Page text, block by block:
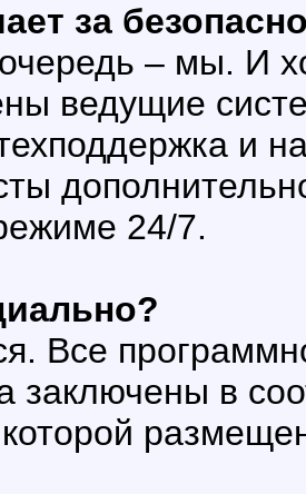
за
– мы. И
ведущие
и
24/7.
Все
заключены в